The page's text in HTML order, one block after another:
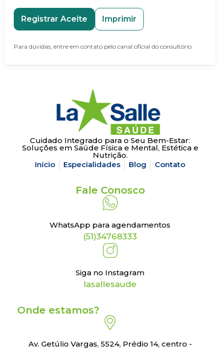
Registrar Aceite Imprimir
Para dúvidas, entre em contato pelo canal oficial do consultório.
Cuidado Integrado para o Seu Bem-Estar:
Soluções em Saúde Física e Mental, Estética e
Nutrição.
Inicio
Especialidades Blog Contato
Fale Conosco
WhatsApp para agendamentos
(51)34768333
Siga no Instagram
lasallesaude
Onde estamos?
Av. Getúlio Vargas, 5524, Prédio 14, centro -